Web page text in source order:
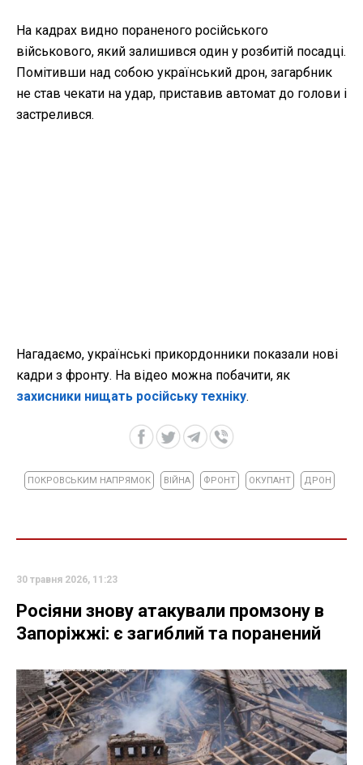
На кадрах видно пораненого російського
військового, який залишився один у розбитій посадці.
Помітивши над собою український дрон, загарбник
не став чекати на удар, приставив автомат до голови і
застрелився.
Нагадаємо, українські прикордонники показали нові
кадри з фронту. На відео можна побачити, як
захисники нищать російську техніку.
ПОКРОВСЬКИМ НАПРЯМОК ВІЙНА ФРОНТ ОКУПАНТ ДРОН
30 травня 2026, 11:23
Росіяни знову атакували промзону в
Запоріжжі: є загиблий та поранений